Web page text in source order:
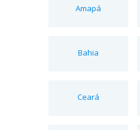
Amapá
Bahia
Ceará